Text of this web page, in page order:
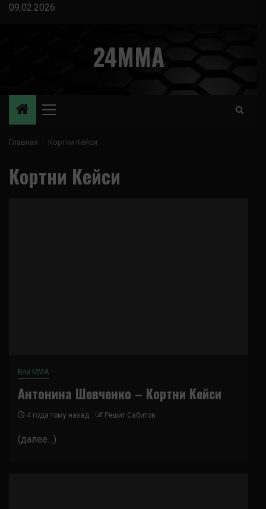
Перейти
09.02.2026
24MMA
Основное
Главная Кортни Кейси
Кортни Кейси
Бои ММА
Антонина Шевченко – Кортни Кейси
4 года тому назад Решит Сабитов
(далее…)